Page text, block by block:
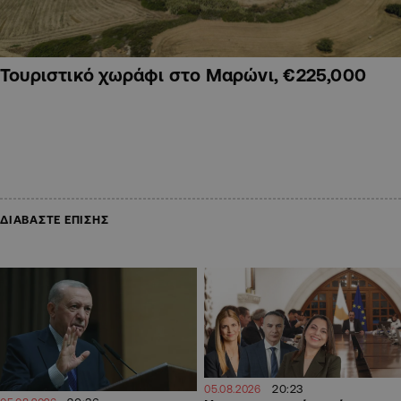
Τουριστικό χωράφι στο Μαρώνι, €225,000
ΔΙΑΒΑΣΤΕ ΕΠΙΣΗΣ
05.08.2026 20:23